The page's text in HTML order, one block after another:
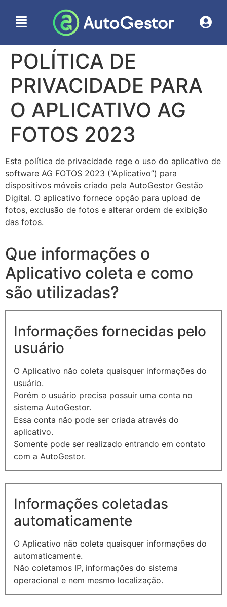
POLÍTICA DE
PRIVACIDADE PARA
O APLICATIVO AG
FOTOS 2023
Esta política de privacidade rege o uso do aplicativo de
software AG FOTOS 2023 (“Aplicativo”) para
dispositivos móveis criado pela AutoGestor Gestão
Digital. O aplicativo fornece opção para upload de
fotos, exclusão de fotos e alterar ordem de exibição
das fotos.
Que informações o
Aplicativo coleta e como
são utilizadas?
Informações fornecidas pelo
usuário
O Aplicativo não coleta quaisquer informações do
usuário.
Porém o usuário precisa possuir uma conta no
sistema AutoGestor.
Essa conta não pode ser criada através do
aplicativo.
Somente pode ser realizado entrando em contato
com a AutoGestor.
Informações coletadas
automaticamente
O Aplicativo não coleta quaisquer informações do
automaticamente.
Não coletamos IP, informações do sistema
operacional e nem mesmo localização.